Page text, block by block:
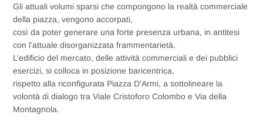
Gli attuali volumi sparsi che compongono la realtà commerciale
della piazza, vengono accorpati,
così da poter generare una forte presenza urbana, in antitesi
con l’attuale disorganizzata frammentarietà.
L’edificio del mercato, delle attività commerciali e dei pubblici
esercizi, si colloca in posizione baricentrica,
rispetto alla riconfigurata Piazza D’Armi, a sottolineare la
volontà di dialogo tra Viale Cristoforo Colombo e Via della
Montagnola.